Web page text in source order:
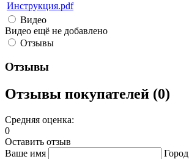
Инструкция.pdf
Видео
Видео ещё не добавлено
Отзывы
Отзывы
Отзывы покупателей (0)
Средняя оценка:
0
Оставить отзыв
Ваше имя
Город